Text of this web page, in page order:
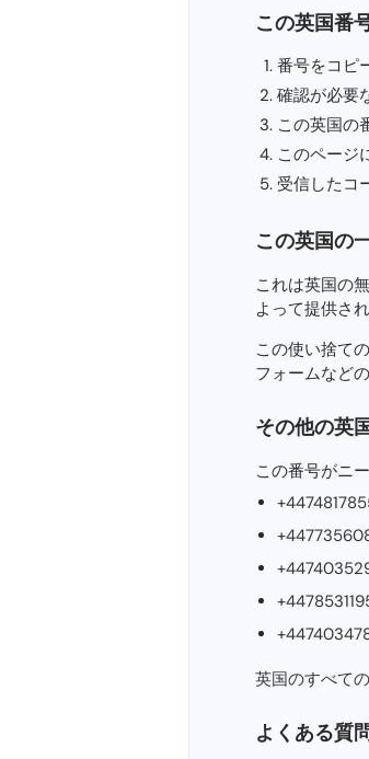
この英国番
番号をコピ
確認が必要
この英国の
このページ
受信したコ
この英国の
これは英国の
よって提供さ
この使い捨て
フォームなど
その他の英
この番号がニ
英国のすべて
よくある質